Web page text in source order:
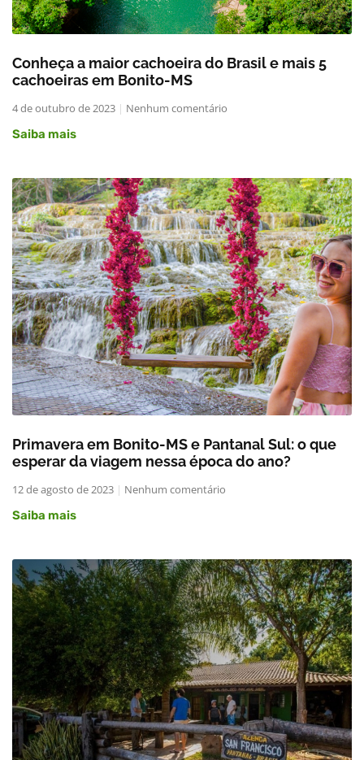
Conheça a maior cachoeira do Brasil e mais 5
cachoeiras em Bonito-MS
4 de outubro de 2023
Nenhum comentário
Saiba mais
Primavera em Bonito-MS e Pantanal Sul: o que
esperar da viagem nessa época do ano?
12 de agosto de 2023
Nenhum comentário
Saiba mais